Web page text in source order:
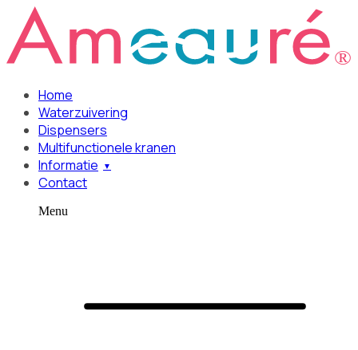
Home
Waterzuivering
Dispensers
Multifunctionele kranen
Informatie
Contact
Menu